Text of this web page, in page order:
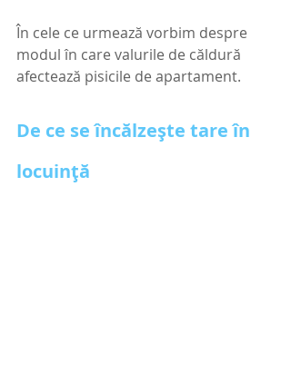
În cele ce urmează vorbim despre
modul în care valurile de căldură
afectează pisicile de apartament.
De ce se încălzește tare în
locuință